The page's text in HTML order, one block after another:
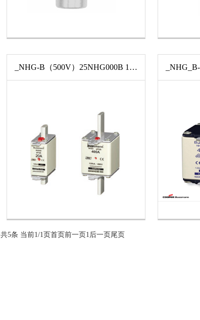
_NHG-B（500V）25NHG000B 100NHG000B 10NHG000B 50NHG000B 63NHG000B 80NHG000B 16NHG000B 20NHG000B 32NHG000B 35NHG000B 40NHG000B 160NHG00B-660 160NHG00B 125NHG00B 50NHG00B 63NHG00B 80NHG00B 100NHG00B
共5条 当前1/1页首页前一页1 后一页尾页